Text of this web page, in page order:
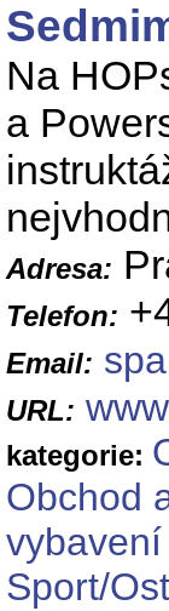
Na
a
Adresa:
Telefon:
Email:
URL:
kategorie:
Obchod
vybavení
Sport/